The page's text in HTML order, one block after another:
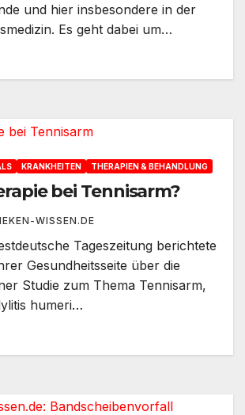
und hier insbesondere in der
Es geht dabei um…
KRANKHEITEN THERAPIEN & BEHANDLUNG
bei Tennisarm?
WISSEN.DE
Tageszeitung berichtete
Gesundheitsseite über die
Studie zum Thema Tennisarm,
humeri…